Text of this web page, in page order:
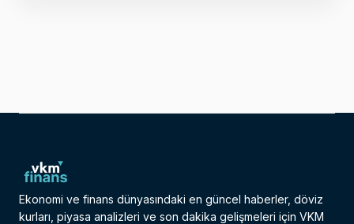
Ekonomi ve finans dünyasındaki en güncel haberler, döviz
kurları, piyasa analizleri ve son dakika gelişmeleri için VKM